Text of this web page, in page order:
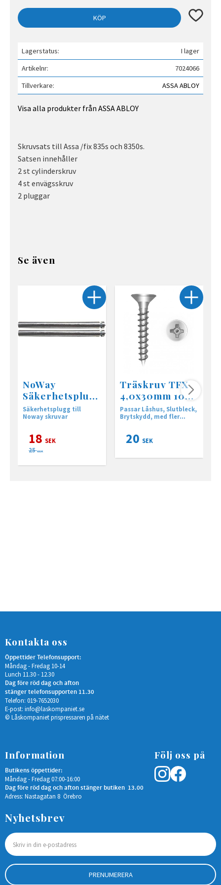
KÖP Lägg till
Lagerstatus
I lager
Artikelnr
7024066
Tillverkare
ASSA ABLOY
Visa alla produkter från ASSA ABLOY
Skruvsats till Assa /fix 835s och 8350s.
Satsen innehåller
2 st cylinderskruv
4 st envägsskruv
2 pluggar
Se även
NoWay
Säkerhetsplug
g 2-Pack
Säkerhetsplugg till
Noway skruvar
18 SEK
25 SEK
Träskruv TFX
4,0x30mm 10-
Pack
Passar Låshus, Slutbleck,
Brytskydd, med fler
20 SEK
Kontakta oss
Öppettider Telefonsupport:
Måndag - Fredag 10-14
Lunch 11.30 - 12.30
Dag före röd dag och afton
stänger telefonsupporten 11.30
Telefon: 019-7652030
E-post: info@laskompaniet.se
© Låskompaniet prispressaren på nätet
Information
Butikens öppettider:
Måndag - Fredag 07:00-16:00
Dag före röd dag och afton stänger butiken 13.00
Adress: Nastagatan 8 Örebro
Följ oss på
Nyhetsbrev
PRENUMERERA